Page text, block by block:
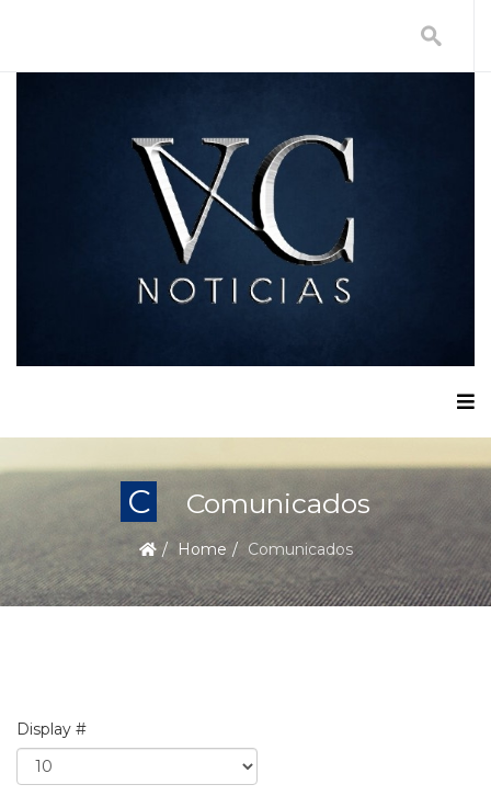
C Comunicados
Home Comunicados
Display #